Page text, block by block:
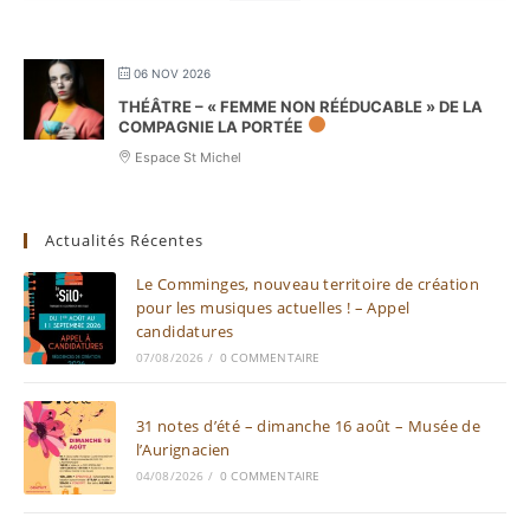
06 NOV 2026
THÉÂTRE – « FEMME NON RÉÉDUCABLE » DE LA
COMPAGNIE LA PORTÉE
Espace St Michel
Actualités Récentes
Le Comminges, nouveau territoire de création
pour les musiques actuelles ! – Appel
candidatures
07/08/2026 / 0 COMMENTAIRE
31 notes d’été – dimanche 16 août – Musée de
l’Aurignacien
04/08/2026 / 0 COMMENTAIRE